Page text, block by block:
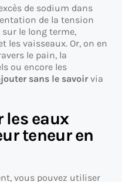
de sodium dans
de la tension
sur le long terme,
les vaisseaux. Or, on en
le pain, la
ou encore les
sans le savoir via
les eaux
teneur en
vous pouvez utiliser